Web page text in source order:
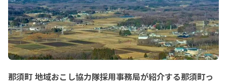
那須町 地域おこし協力隊採用事務局が紹介する那須町っ